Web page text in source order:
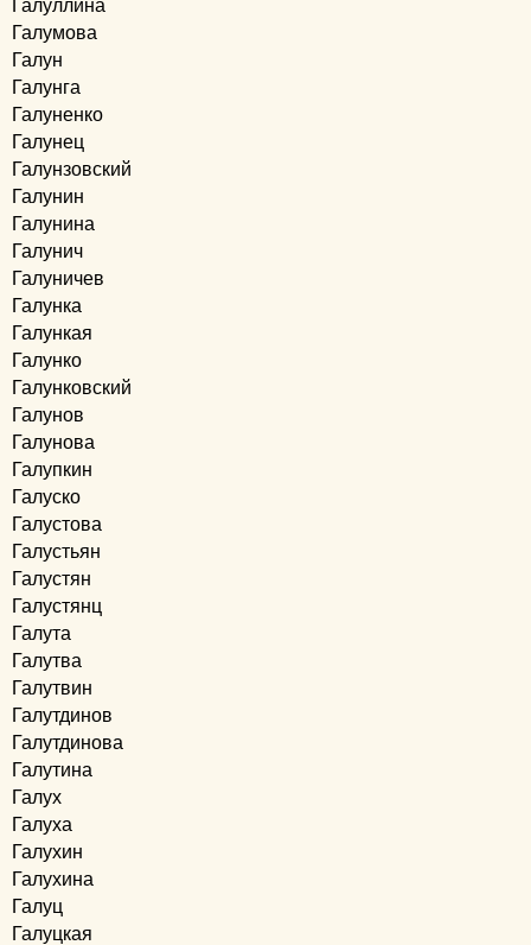
Галуллина
Галумова
Галун
Галунга
Галуненко
Галунец
Галунзовский
Галунин
Галунина
Галунич
Галуничев
Галунка
Галункая
Галунко
Галунковский
Галунов
Галунова
Галупкин
Галуско
Галустова
Галустьян
Галустян
Галустянц
Галута
Галутва
Галутвин
Галутдинов
Галутдинова
Галутина
Галух
Галуха
Галухин
Галухина
Галуц
Галуцкая